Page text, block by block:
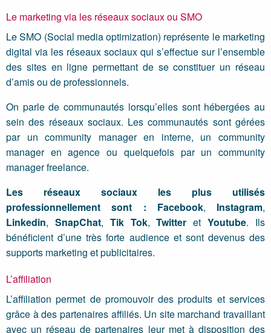
Le marketing via les réseaux sociaux ou SMO
Le SMO (Social media optimization) représente le marketing
digital via les réseaux sociaux qui s’effectue sur l’ensemble
des sites en ligne permettant de se constituer un réseau
d’amis ou de professionnels.
On parle de communautés lorsqu’elles sont hébergées au
sein des réseaux sociaux. Les communautés sont gérées
par un community manager en interne, un community
manager en agence ou quelquefois par un community
manager freelance.
Les réseaux sociaux les plus utilisés
professionnellement sont :
Facebook, Instagram,
Linkedin, SnapChat, Tik Tok,Twitter etYoutube. Ils
bénéficient d’une très forte audience et sont devenus des
supports marketing et publicitaires.
L’affiliation
L’affiliation permet de promouvoir des produits et services
grâce à des partenaires affiliés. Un site marchand travaillant
avec un réseau de partenaires leur met à disposition des